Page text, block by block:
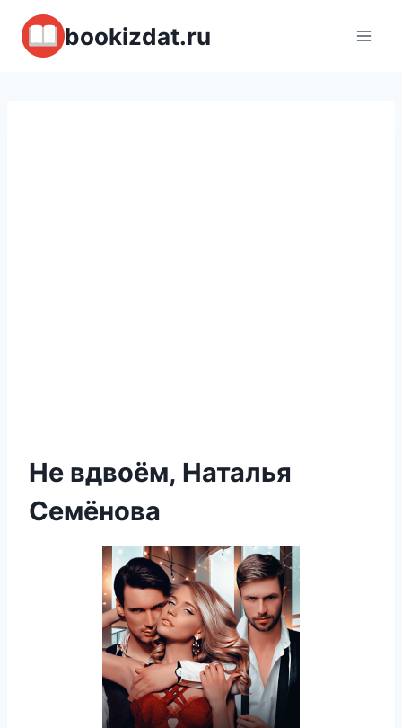
Перейти
содержимому
bookizdat.ru
Не вдвоём, Наталья
Семёнова